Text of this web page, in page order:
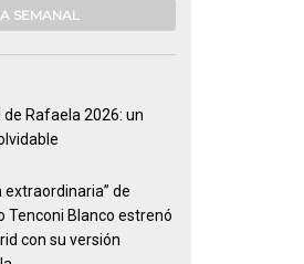
SEMANAL
de Rafaela 2026: un
extraordinaria” de
Tenconi Blanco estrenó
con su versión